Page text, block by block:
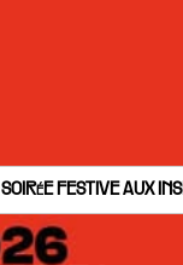
SOIRéE FESTIVE AUX